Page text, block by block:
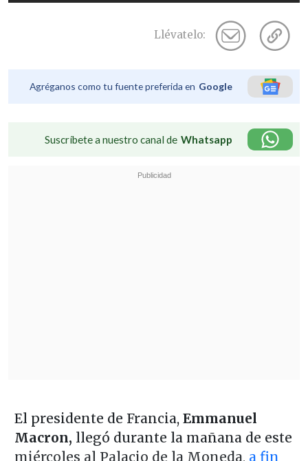
Llévatelo:
Agréganos como tu fuente preferida en Google
Suscríbete a nuestro canal de Whatsapp
El presidente de Francia,Emmanuel
Macron, llegó durante la mañana de este
miércoles al Palacio de la Moneda, a fin